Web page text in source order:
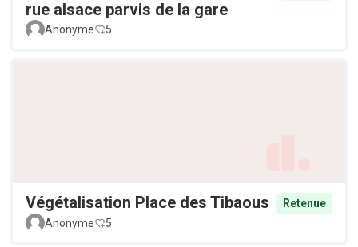
rue alsace parvis de la gare
Anonyme 5
Végétalisation Place des Tibaous
Retenue
Anonyme
5